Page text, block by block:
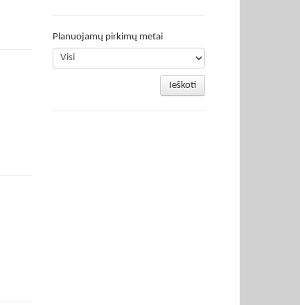
Planuojamų pirkimų metai
Ieškoti